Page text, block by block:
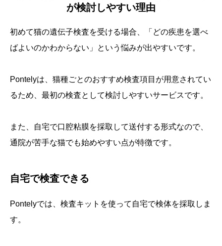
が検討しやすい理由
初めて猫の遺伝子検査を受ける場合、「どの疾患を選べ
ばよいのかわからない」という悩みが出やすいです。
Pontelyは、猫種ごとのおすすめ検査項目が用意されてい
るため、最初の検査として検討しやすいサービスです。
また、自宅で口腔粘膜を採取して送付する形式なので、
通院が苦手な猫でも始めやすい点が特徴です。
自宅で検査できる
Pontelyでは、検査キットを使って自宅で検体を採取しま
す。